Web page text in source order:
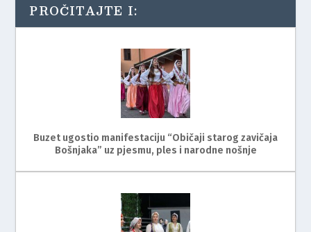
PROČITAJTE I:
Buzet ugostio manifestaciju “Običaji starog zavičaja
Bošnjaka” uz pjesmu, ples i narodne nošnje